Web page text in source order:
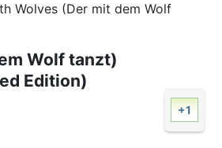
Wolves (Der mit dem Wolf
Wolf tanzt)
Edition)
+1